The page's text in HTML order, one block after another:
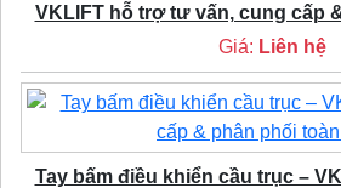
VKLIFT hỗ trợ tư vấn, cung cấp
Giá: Liên hệ
Tay bấm điều khiển cầu trục –